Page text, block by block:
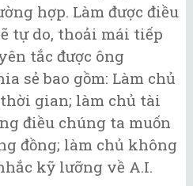
hợp. Làm được điều
tự do, thoải mái tiếp
tắc được ông
sẻ bao gồm: Làm chủ
gian; làm chủ tài
điều chúng ta muốn
đồng; làm chủ không
kỹ lưỡng về A.I.